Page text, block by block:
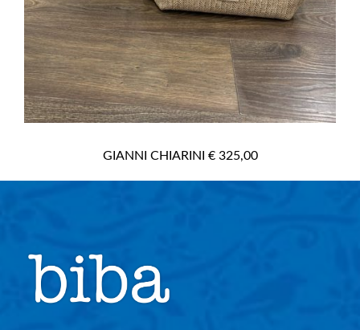
GIANNI CHIARINI € 325,00